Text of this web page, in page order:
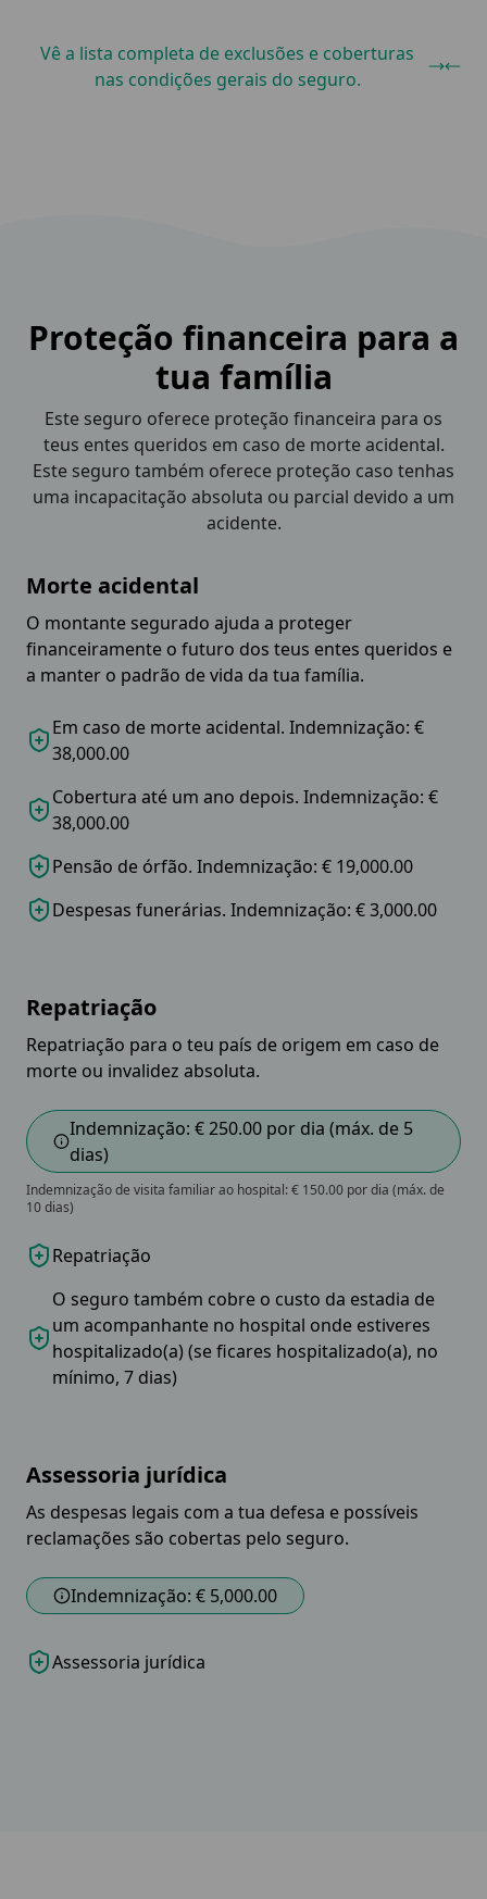
Vê a lista completa de exclusões e coberturas
nas condições gerais do seguro.
Proteção financeira para a
tua família
Este seguro oferece proteção financeira para os
teus entes queridos em caso de morte acidental.
Este seguro também oferece proteção caso tenhas
uma incapacitação absoluta ou parcial devido a um
acidente.
Morte acidental
O montante segurado ajuda a proteger
financeiramente o futuro dos teus entes queridos e
a manter o padrão de vida da tua família.
Em caso de morte acidental. Indemnização: €
38,000.00
Cobertura até um ano depois. Indemnização: €
38,000.00
Pensão de órfão. Indemnização: € 19,000.00
Despesas funerárias. Indemnização: € 3,000.00
Repatriação
Repatriação para o teu país de origem em caso de
morte ou invalidez absoluta.
Indemnização: € 250.00 por dia (máx. de 5
dias)
Indemnização de visita familiar ao hospital: € 150.00 por dia (máx. de
10 dias)
Repatriação
O seguro também cobre o custo da estadia de
um acompanhante no hospital onde estiveres
hospitalizado(a) (se ficares hospitalizado(a), no
mínimo, 7 dias)
Assessoria jurídica
As despesas legais com a tua defesa e possíveis
reclamações são cobertas pelo seguro.
Indemnização: € 5,000.00
Assessoria jurídica